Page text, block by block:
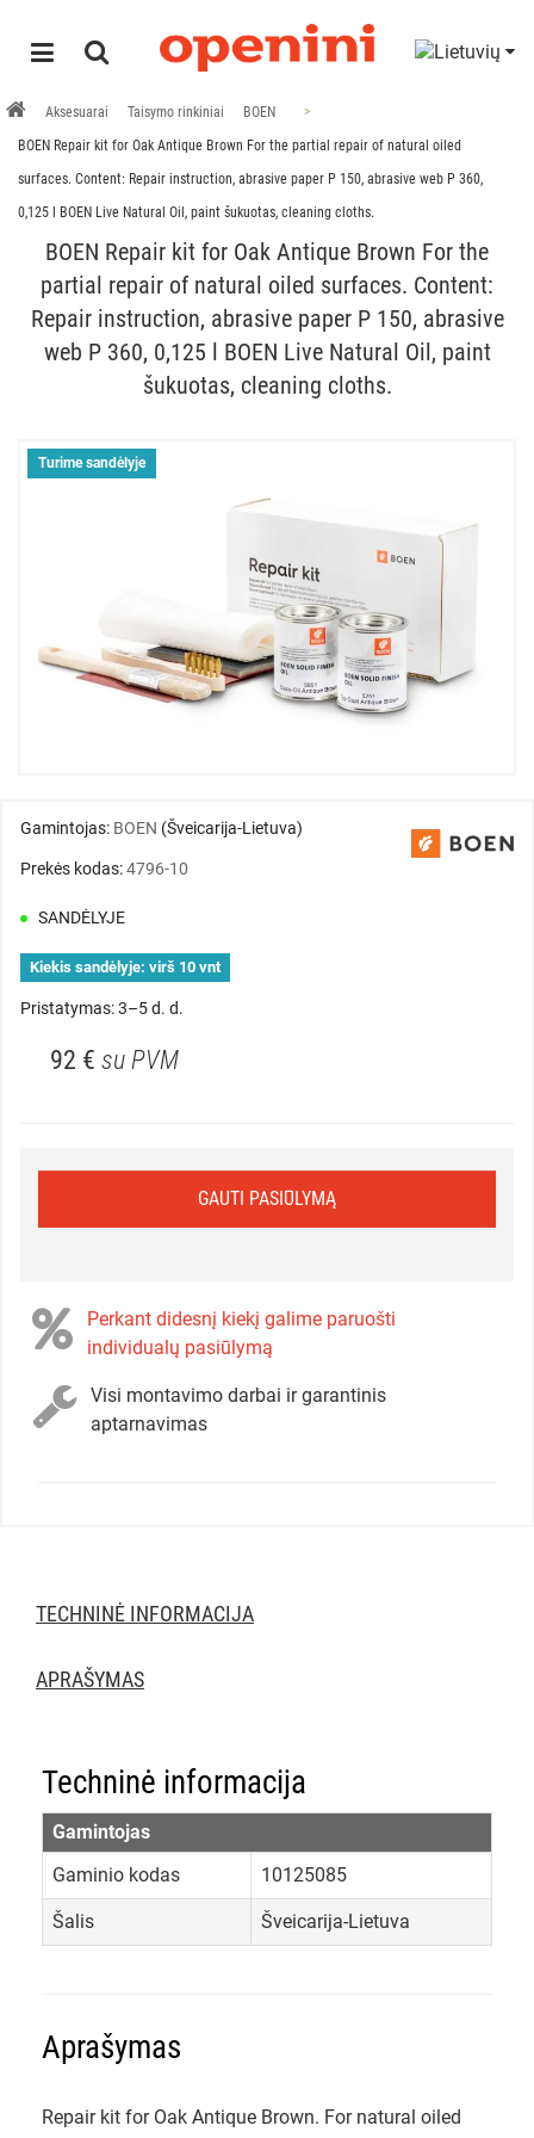
Aksesuarai Taisymo rinkiniai
BOEN
BOEN Repair kit for Oak Antique Brown For the partial repair of natural oiled
surfaces. Content: Repair instruction, abrasive paper P 150, abrasive web P 360,
0,125 l BOEN Live Natural Oil, paint šukuotas, cleaning cloths.
BOEN Repair kit for Oak Antique Brown For the
partial repair of natural oiled surfaces. Content:
Repair instruction, abrasive paper P 150, abrasive
web P 360, 0,125 l BOEN Live Natural Oil, paint
šukuotas, cleaning cloths.
Turime sandėlyje
Gamintojas: BOEN (Šveicarija-Lietuva)
Prekės kodas:4796-10
SANDĖLYJE
Kiekis sandėlyje: virš 10 vnt
Pristatymas: 3–5 d. d.
92 € su PVM
GAUTI PASIŪLYMĄ
Perkant didesnį kiekį galime paruošti
individualų pasiūlymą
Visi montavimo darbai ir garantinis
aptarnavimas
TECHNINĖ INFORMACIJA
APRAŠYMAS
Techninė informacija
Gamintojas
Gaminio kodas
10125085
Šalis Šveicarija-Lietuva
Aprašymas
Repair kit for Oak Antique Brown. For natural oiled